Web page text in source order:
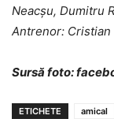
Neacșu, Dumitru
Antrenor: Cristian
Sursă foto:
ETICHETE amical